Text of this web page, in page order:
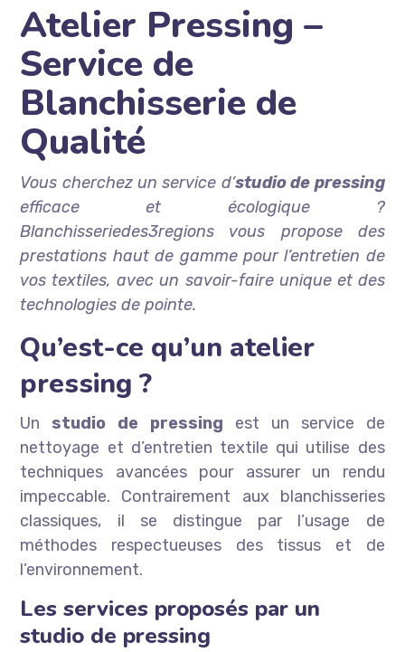
Atelier Pressing –
Service de
Blanchisserie de
Qualité
Vous cherchez un service d’studio de pressing
efficace et écologique ?
Blanchisseriedes3regions vous propose des
prestations haut de gamme pour l’entretien de
vos textiles, avec un savoir-faire unique et des
technologies de pointe.
Qu’est-ce qu’un atelier
pressing ?
Un studio de pressing est un service de
nettoyage et d’entretien textile qui utilise des
techniques avancées pour assurer un rendu
impeccable. Contrairement aux blanchisseries
classiques, il se distingue par l’usage de
méthodes respectueuses des tissus et de
l’environnement.
Les services proposés par un
studio de pressing